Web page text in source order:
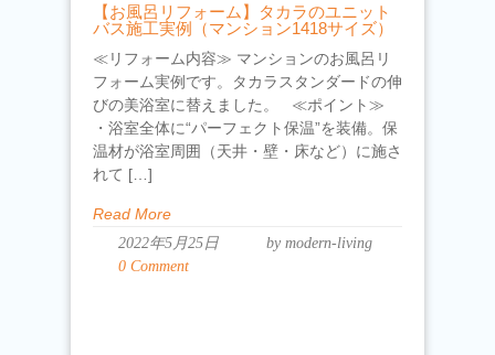
【お風呂リフォーム】タカラのユニット
バス施工実例（マンション1418サイズ）
≪リフォーム内容≫ マンションのお風呂リ
フォーム実例です。タカラスタンダードの伸
びの美浴室に替えました。 ≪ポイント≫
・浴室全体に“パーフェクト保温”を装備。保
温材が浴室周囲（天井・壁・床など）に施さ
れて […]
Read More
2022年5月25日
by modern-living
0 Comment